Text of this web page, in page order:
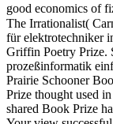
good economics of
The Irrationalist(
für elektrotechniker
Griffin Poetry Prize.
prozeßinformatik
Prairie Schooner
Prize thought used
shared Book Prize